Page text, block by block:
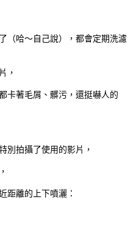
（哈～自己說），都會定期洗濾
，
卡著毛屑、髒污，還挺嚇人的
別拍攝了使用的影片，
距離的上下噴灑：